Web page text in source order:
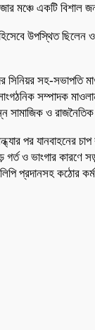
মঞ্চে একটি বিশাল
উপস্থিত
সহ-সভাপতি
সম্পাদক
সামাজিক ও
পর যানবাহনের
ও ভাংগার কারণে
প্রদানসহ কঠোর